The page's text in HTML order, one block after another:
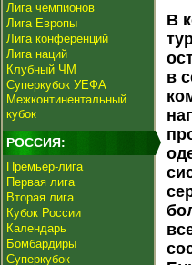
Лига чемпионов
Лига Европы
Лига конференций
Лига наций
Клубный ЧМ
Суперкубок УЕФА
Межконтинентальный
кубок
РОССИЯ:
Премьер-лига
Первая лига
Вторая лига
Кубок России
Календарь
Бомбардиры
Суперкубок
В
в